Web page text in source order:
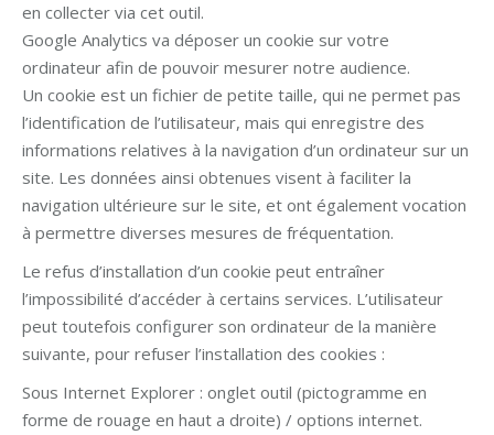
en collecter via cet outil.
Google Analytics va déposer un cookie sur votre
ordinateur afin de pouvoir mesurer notre audience.
Un cookie est un fichier de petite taille, qui ne permet pas
l’identification de l’utilisateur, mais qui enregistre des
informations relatives à la navigation d’un ordinateur sur un
site. Les données ainsi obtenues visent à faciliter la
navigation ultérieure sur le site, et ont également vocation
à permettre diverses mesures de fréquentation.
Le refus d’installation d’un cookie peut entraîner
l’impossibilité d’accéder à certains services. L’utilisateur
peut toutefois configurer son ordinateur de la manière
suivante, pour refuser l’installation des cookies :
Sous Internet Explorer : onglet outil (pictogramme en
forme de rouage en haut a droite) / options internet.